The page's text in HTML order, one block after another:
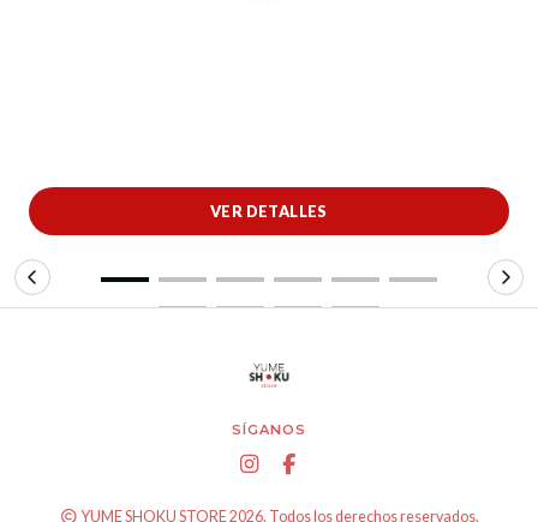
VER DETALLES
SÍGANOS
YUME SHOKU STORE 2026. Todos los derechos reservados.